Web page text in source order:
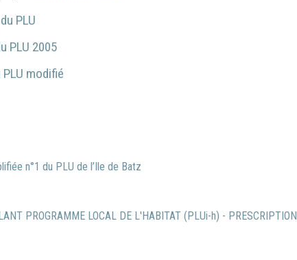
PLU
PLU 2005
modifié
n°1 du PLU de l’Ile de Batz
PROGRAMME LOCAL DE L'HABITAT (PLUi-h) - PRESCRIPTION